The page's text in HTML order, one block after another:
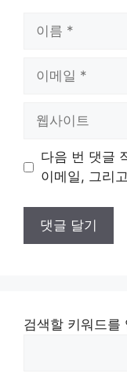
트
다음 번 댓글
이메일, 그리
검색할 키워드를